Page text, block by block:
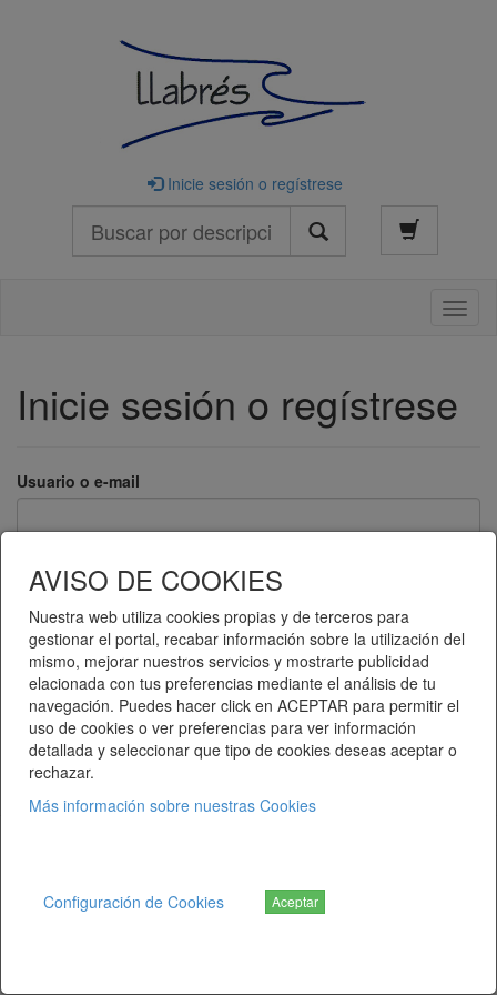
Inicie sesión o regístrese
Inicie sesión o regístrese
Usuario o e-mail
Recuérdame
Entrar
¿Ha olvidado su contraseña?
Telematel S.L.
AVISO DE COOKIES
Nuestra web utiliza cookies propias y de terceros para
gestionar el portal, recabar información sobre la utilización del
mismo, mejorar nuestros servicios y mostrarte publicidad
elacionada con tus preferencias mediante el análisis de tu
navegación. Puedes hacer click en ACEPTAR para permitir el
uso de cookies o ver preferencias para ver información
detallada y seleccionar que tipo de cookies deseas aceptar o
rechazar.
Más información sobre nuestras Cookies
Configuración de Cookies Aceptar